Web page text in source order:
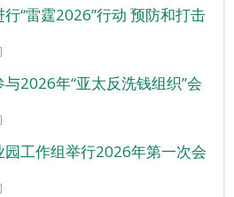
“雷霆2026”行动 预防和打击
2026年“亚太反洗钱组织”会
工作组举行2026年第一次会